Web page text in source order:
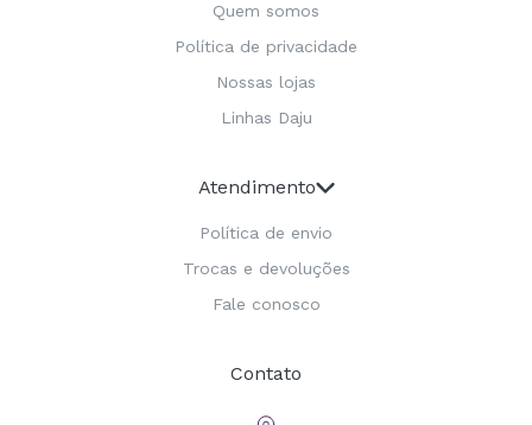
Quem somos
Política de privacidade
Nossas lojas
Linhas Daju
Atendimento
Política de envio
Trocas e devoluções
Fale conosco
Contato